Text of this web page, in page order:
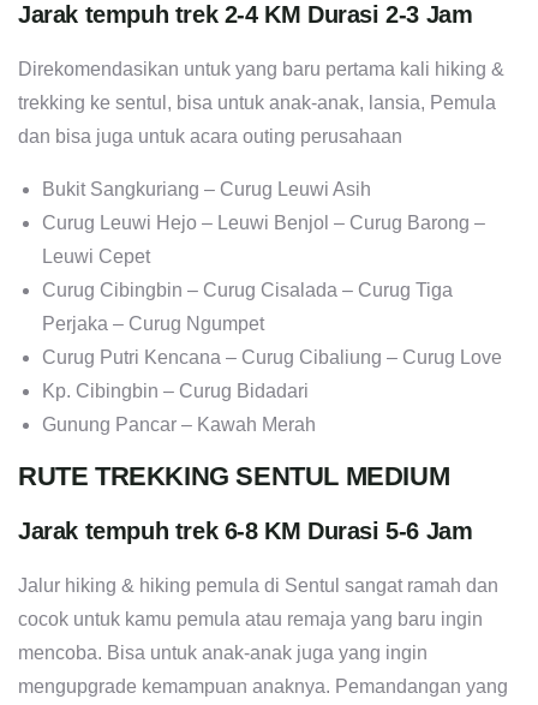
Jarak tempuh trek 2-4 KM Durasi 2-3 Jam
Direkomendasikan untuk yang baru pertama kali hiking &
trekking ke sentul, bisa untuk anak-anak, lansia, Pemula
dan bisa juga untuk acara outing perusahaan
Bukit Sangkuriang – Curug Leuwi Asih
Curug Leuwi Hejo – Leuwi Benjol – Curug Barong –
Leuwi Cepet
Curug Cibingbin – Curug Cisalada – Curug Tiga
Perjaka – Curug Ngumpet
Curug Putri Kencana – Curug Cibaliung – Curug Love
Kp. Cibingbin – Curug Bidadari
Gunung Pancar – Kawah Merah
RUTE TREKKING SENTUL MEDIUM
Jarak tempuh trek 6-8 KM Durasi 5-6 Jam
Jalur hiking & hiking pemula di Sentul sangat ramah dan
cocok untuk kamu pemula atau remaja yang baru ingin
mencoba. Bisa untuk anak-anak juga yang ingin
mengupgrade kemampuan anaknya. Pemandangan yang